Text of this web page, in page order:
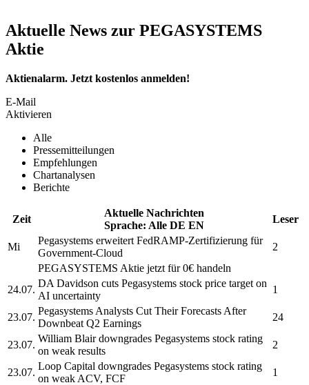
Aktuelle News zur PEGASYSTEMS
Aktie
Aktienalarm. Jetzt kostenlos anmelden!
E-Mail
Aktivieren
Alle
Pressemitteilungen
Empfehlungen
Chartanalysen
Berichte
Zeit
Aktuelle Nachrichten
Sprache: Alle DE EN
Leser
Mi
Pegasystems erweitert FedRAMP-Zertifizierung für
Government-Cloud
2
PEGASYSTEMS Aktie jetzt für 0€ handeln
24.07.
DA Davidson cuts Pegasystems stock price target on
AI uncertainty
1
23.07.
Pegasystems Analysts Cut Their Forecasts After
Downbeat Q2 Earnings
24
23.07.
William Blair downgrades Pegasystems stock rating
on weak results
2
23.07.
Loop Capital downgrades Pegasystems stock rating
on weak ACV, FCF
1